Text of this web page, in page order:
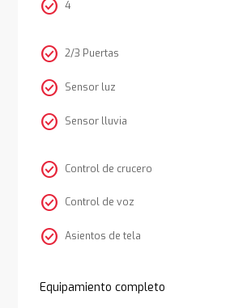
check_circle 4
check_circle 2/3 Puertas
check_circle Sensor luz
check_circle Sensor lluvia
check_circle Control de crucero
check_circle Control de voz
check_circle Asientos de tela
Equipamiento completo